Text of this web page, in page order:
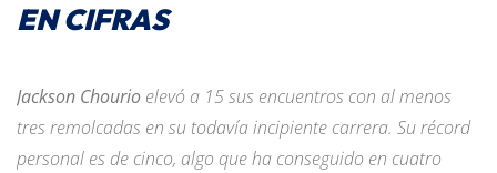
EN CIFRAS
Jackson Chourio elevó a 15 sus encuentros con al menos
tres remolcadas en su todavía incipiente carrera. Su récord
personal es de cinco, algo que ha conseguido en cuatro